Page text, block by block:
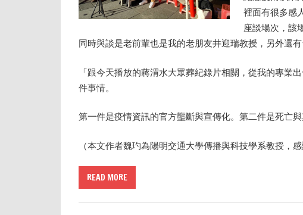
裡面有很多感
座談場次，該
同時與談是老前輩也是我的老朋友井迎瑞教授，另外還有
「跟今天播放的蔣渭水大眾葬紀錄片相關，從我的專業
件事情。
第一件是疫情資訊的官方壟斷與宣傳化。第二件是死亡
（本文作者魏玓為陽明交通大學傳播與科技學系教授，感
READ MORE